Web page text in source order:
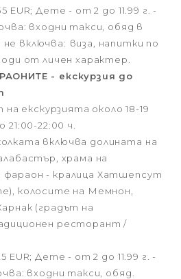
EUR; Дете - от 2 до 11.99 г. -
входни такси, обяд в
включва: виза, напитки по
от личен характер.
- екскурзия до
екскурзията около 18-19
22:00 ч.
включва долината на
храма на
- кралица Хатшепсут
колосите на Мемнон,
(градът на
ресторант /
EUR; Дете - от 2 до 11.99 г. -
входни такси, обяд.